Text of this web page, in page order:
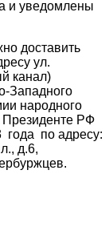
и уведомлены
доставить
ул.
канал)
Западного
народного
Президенте РФ
года по адресу:
д.6,